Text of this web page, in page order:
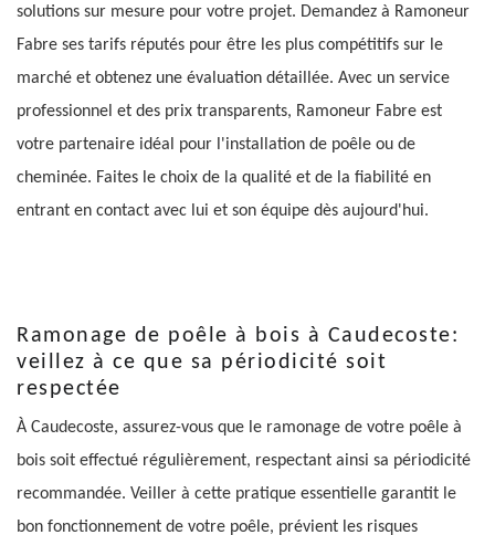
solutions sur mesure pour votre projet. Demandez à Ramoneur
Fabre ses tarifs réputés pour être les plus compétitifs sur le
marché et obtenez une évaluation détaillée. Avec un service
professionnel et des prix transparents, Ramoneur Fabre est
votre partenaire idéal pour l'installation de poêle ou de
cheminée. Faites le choix de la qualité et de la fiabilité en
entrant en contact avec lui et son équipe dès aujourd'hui.
Ramonage de poêle à bois à Caudecoste:
veillez à ce que sa périodicité soit
respectée
À Caudecoste, assurez-vous que le ramonage de votre poêle à
bois soit effectué régulièrement, respectant ainsi sa périodicité
recommandée. Veiller à cette pratique essentielle garantit le
bon fonctionnement de votre poêle, prévient les risques